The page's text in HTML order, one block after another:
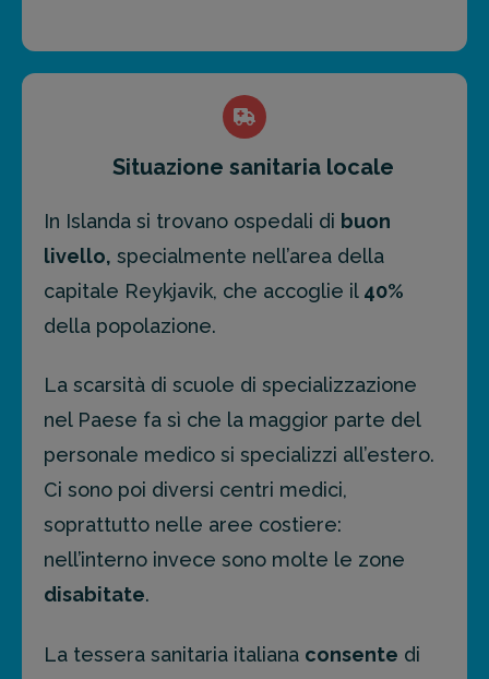
Situazione sanitaria locale
In Islanda si trovano ospedali di buon
livello, specialmente nell’area della
capitale Reykjavik, che accoglie il 40%
della popolazione.
La scarsità di scuole di specializzazione
nel Paese fa sì che la maggior parte del
personale medico si specializzi all’estero.
Ci sono poi diversi centri medici,
soprattutto nelle aree costiere:
nell’interno invece sono molte le zone
disabitate.
La tessera sanitaria italiana consente di